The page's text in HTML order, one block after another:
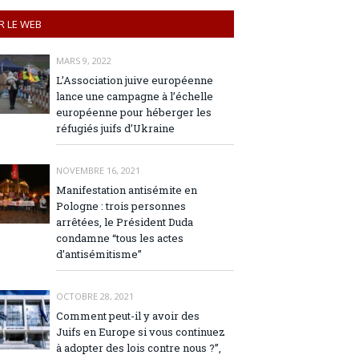
LE WEB
MARS 9, 2022
L’Association juive européenne
lance une campagne à l’échelle
européenne pour héberger les
réfugiés juifs d’Ukraine
NOVEMBRE 16, 2021
Manifestation antisémite en
Pologne : trois personnes
arrêtées, le Président Duda
condamne “tous les actes
d’antisémitisme”
OCTOBRE 28, 2021
Comment peut-il y avoir des
Juifs en Europe si vous continuez
à adopter des lois contre nous ?”,